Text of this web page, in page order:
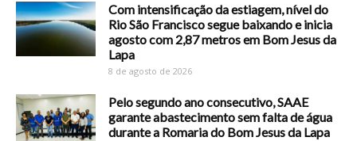
Com intensificação da estiagem, nível do
Rio São Francisco segue baixando e inicia
agosto com 2,87 metros em Bom Jesus da
Lapa
8 de agosto de 2026
Pelo segundo ano consecutivo, SAAE
garante abastecimento sem falta de água
durante a Romaria do Bom Jesus da Lapa